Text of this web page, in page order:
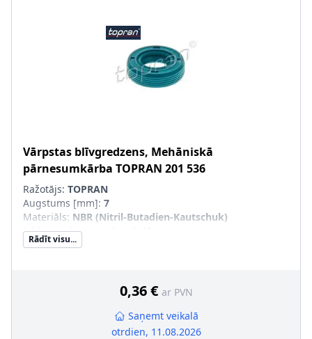
Vārpstas blīvgredzens, Mehāniskā
pārnesumkārba TOPRAN 201 536
Ražotājs: TOPRAN
Augstums [mm]: 7
Materiāls: NBR (Nitril-Butadien-Kautschuk)
Iekšējais diametrs [mm]
Ārējais diametrs [mm]
Rādīt visu...
0,36 € ar PVN
Saņemt veikalā
otrdien, 11.08.2026